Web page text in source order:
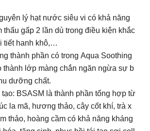
lý hạt nước siêu vi có khả năng
thấu gấp 2 lần dù trong điều kiện khắc
tiết hanh khô,…
thành phần có trong Aqua Soothing
thành lớp màng chắn ngăn ngừa sự b
dưỡng chất.
tạo: BSASM là thành phần tổng hợp từ
la mã, hương thảo, cây cốt khí, trà x
thảo, hoàng cầm có khả năng kháng